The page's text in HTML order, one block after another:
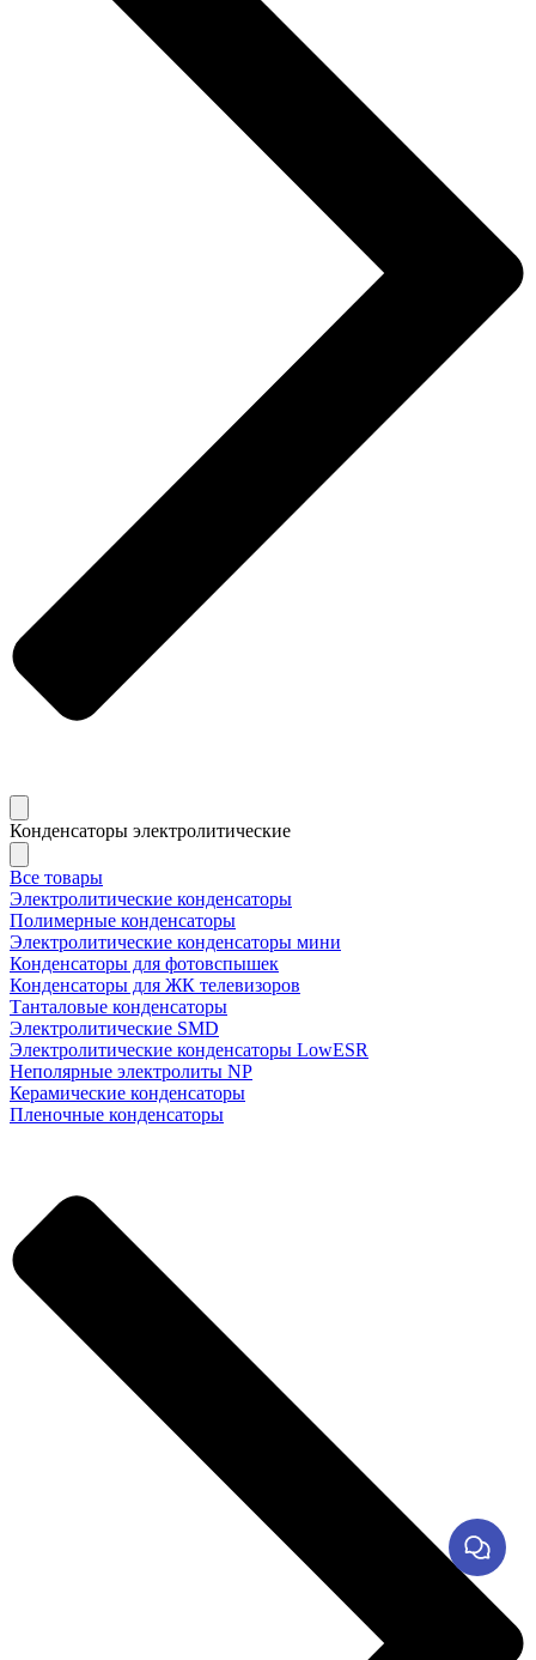
Конденсаторы электролитические
Все товары
Электролитические конденсаторы
Полимерные конденсаторы
Электролитические конденсаторы мини
Конденсаторы для фотовспышек
Конденсаторы для ЖК телевизоров
Танталовые конденсаторы
Электролитические SMD
Электролитические конденсаторы LowESR
Неполярные электролиты NP
Керамические конденсаторы
Пленочные конденсаторы